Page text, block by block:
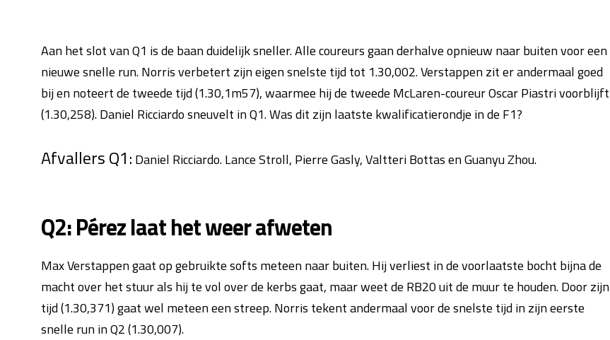
Aan het slot van Q1 is de baan duidelijk sneller. Alle coureurs gaan derhalve opnieuw naar buiten voor een
nieuwe snelle run. Norris verbetert zijn eigen snelste tijd tot 1.30,002. Verstappen zit er andermaal goed
bij en noteert de tweede tijd (1.30,1m57), waarmee hij de tweede McLaren-coureur Oscar Piastri voorblijft
(1.30,258). Daniel Ricciardo sneuvelt in Q1. Was dit zijn laatste kwalificatierondje in de F1?
Afvallers Q1: Daniel Ricciardo. Lance Stroll, Pierre Gasly, Valtteri Bottas en Guanyu Zhou.
Q2: Pérez laat het weer afweten
Max Verstappen gaat op gebruikte softs meteen naar buiten. Hij verliest in de voorlaatste bocht bijna de
macht over het stuur als hij te vol over de kerbs gaat, maar weet de RB20 uit de muur te houden. Door zijn
tijd (1.30,371) gaat wel meteen een streep. Norris tekent andermaal voor de snelste tijd in zijn eerste
snelle run in Q2 (1.30,007).